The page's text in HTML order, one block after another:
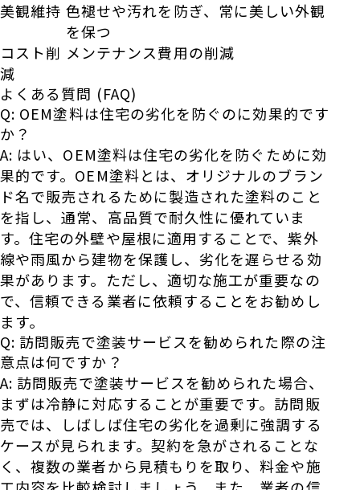
美観維持 色褪せや汚れを防ぎ、常に美しい外観
を保つ
コスト削
減
メンテナンス費用の削減
よくある質問 (FAQ)
Q: OEM塗料は住宅の劣化を防ぐのに効果的です
か？
A: はい、OEM塗料は住宅の劣化を防ぐために効
果的です。OEM塗料とは、オリジナルのブラン
ド名で販売されるために製造された塗料のこと
を指し、通常、高品質で耐久性に優れていま
す。住宅の外壁や屋根に適用することで、紫外
線や雨風から建物を保護し、劣化を遅らせる効
果があります。ただし、適切な施工が重要なの
で、信頼できる業者に依頼することをお勧めし
ます。
Q: 訪問販売で塗装サービスを勧められた際の注
意点は何ですか？
A: 訪問販売で塗装サービスを勧められた場合、
まずは冷静に対応することが重要です。訪問販
売では、しばしば住宅の劣化を過剰に強調する
ケースが見られます。契約を急がされることな
く、複数の業者から見積もりを取り、料金や施